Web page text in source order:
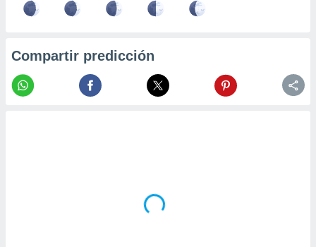
Compartir predicción